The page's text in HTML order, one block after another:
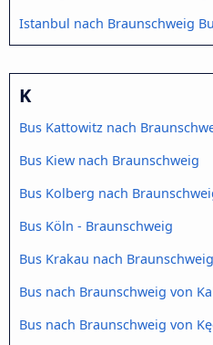
Istanbul nach Braunschweig
K
Bus Kattowitz nach
Bus Kiew nach Braunschweig
Bus Kolberg nach
Bus Köln - Braunschweig
Bus Krakau nach Braunschweig
Bus nach Braunschweig von
Bus nach Braunschweig von